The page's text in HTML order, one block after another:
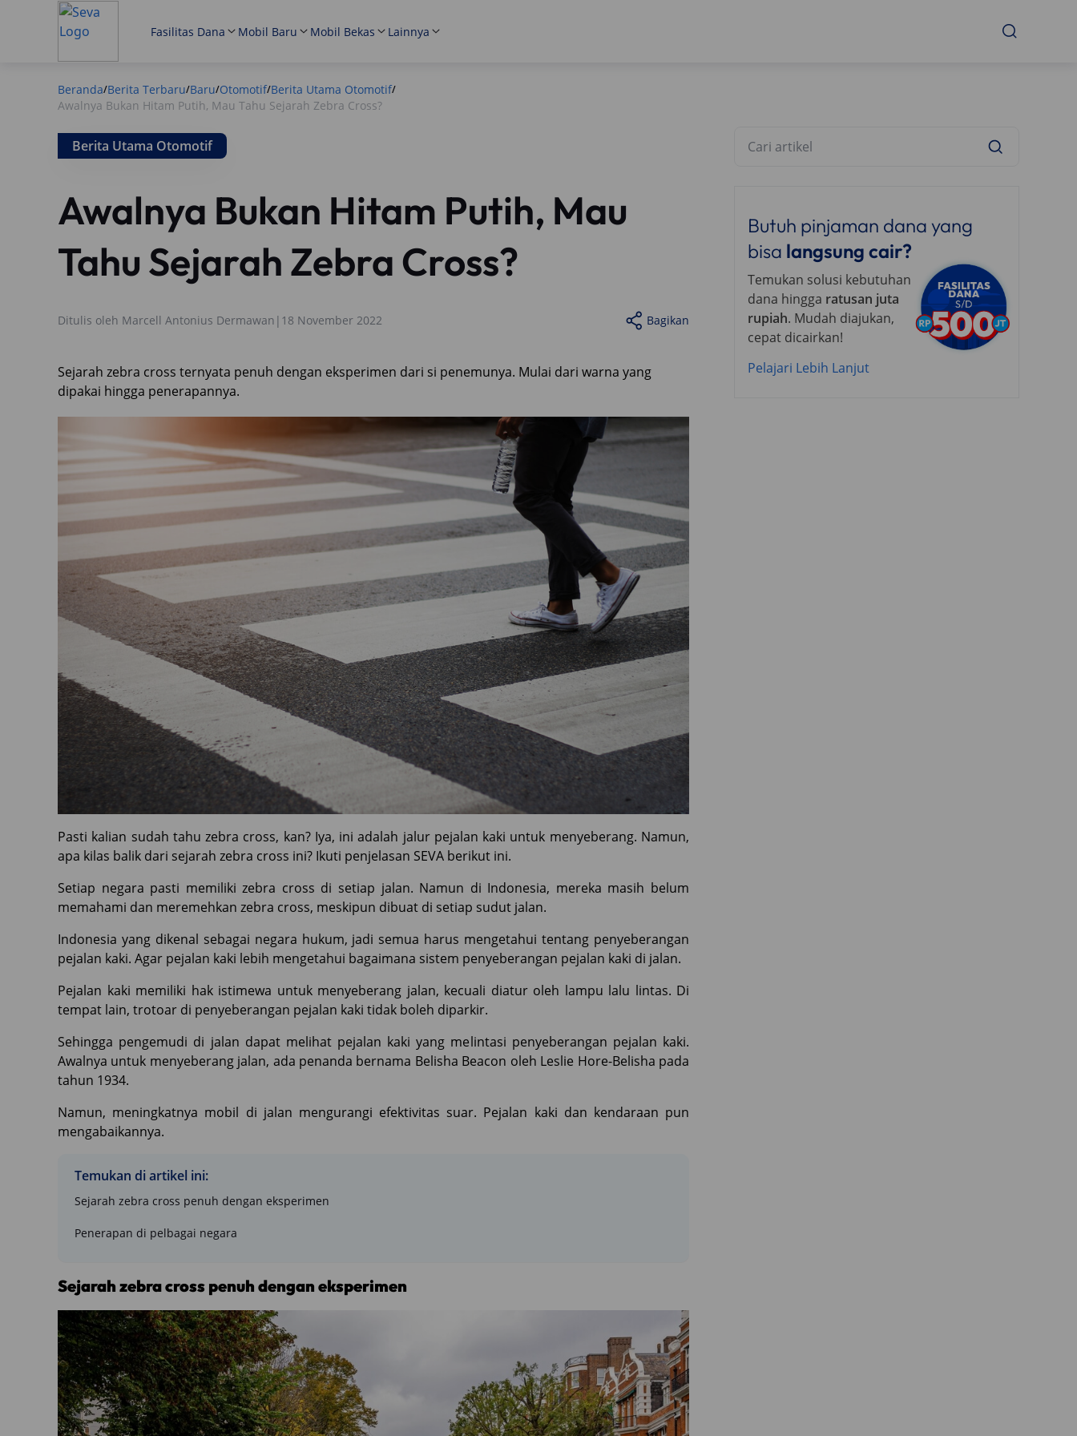
Fasilitas Dana Mobil Baru Mobil Bekas Lainnya
Beranda/Berita Terbaru/Baru/Otomotif/Berita Utama Otomotif/
Awalnya Bukan Hitam Putih, Mau Tahu Sejarah Zebra Cross?
Berita Utama Otomotif
Awalnya Bukan Hitam Putih, Mau
Tahu Sejarah Zebra Cross?
Ditulis oleh Marcell Antonius Dermawan | 18 November 2022 Bagikan
Sejarah zebra cross ternyata penuh dengan eksperimen dari si penemunya. Mulai dari warna yang
dipakai hingga penerapannya.
Pasti kalian sudah tahu zebra cross, kan? Iya, ini adalah jalur pejalan kaki untuk menyeberang. Namun,
apa kilas balik dari sejarah zebra cross ini? Ikuti penjelasan SEVA berikut ini.
Setiap negara pasti memiliki zebra cross di setiap jalan. Namun di Indonesia, mereka masih belum
memahami dan meremehkan zebra cross, meskipun dibuat di setiap sudut jalan.
Indonesia yang dikenal sebagai negara hukum, jadi semua harus mengetahui tentang penyeberangan
pejalan kaki. Agar pejalan kaki lebih mengetahui bagaimana sistem penyeberangan pejalan kaki di jalan.
Pejalan kaki memiliki hak istimewa untuk menyeberang jalan, kecuali diatur oleh lampu lalu lintas. Di
tempat lain, trotoar di penyeberangan pejalan kaki tidak boleh diparkir.
Sehingga pengemudi di jalan dapat melihat pejalan kaki yang melintasi penyeberangan pejalan kaki.
Awalnya untuk menyeberang jalan, ada penanda bernama Belisha Beacon oleh Leslie Hore-Belisha pada
tahun 1934.
Namun, meningkatnya mobil di jalan mengurangi efektivitas suar. Pejalan kaki dan kendaraan pun
mengabaikannya.
Temukan di artikel ini:
Sejarah zebra cross penuh dengan eksperimen
Penerapan di pelbagai negara
Sejarah zebra cross penuh dengan eksperimen
Butuh pinjaman dana yang
bisa langsung cair?
Temukan solusi kebutuhan
dana hingga ratusan juta
rupiah. Mudah diajukan,
cepat dicairkan!
Pelajari Lebih Lanjut